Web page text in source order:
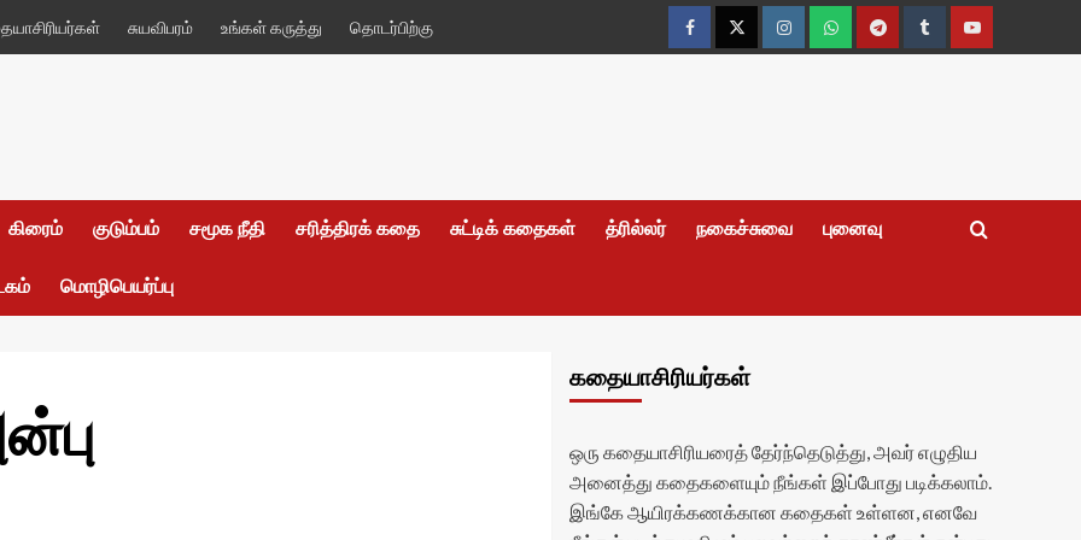
சுயவிபரம் உங்கள் கருத்து தொடர்பிற்கு
FacebookTwitterInstagramWhatsappTelegramTumblrYouTube
கிரைம் குடும்பம் சமூக நீதி சரித்திரக் கதை சுட்டிக் கதைகள் த்ரில்லர் நகைச்சுவை புனைவு
மொழிபெயர்ப்பு
கதையாசிரியர்கள்
ஒரு கதையாசிரியரைத் தேர்ந்தெடுத்து, அவர் எழுதிய
அனைத்து கதைகளையும் நீங்கள் இப்போது படிக்கலாம்.
இங்கே ஆயிரக்கணக்கான கதைகள் உள்ளன, எனவே